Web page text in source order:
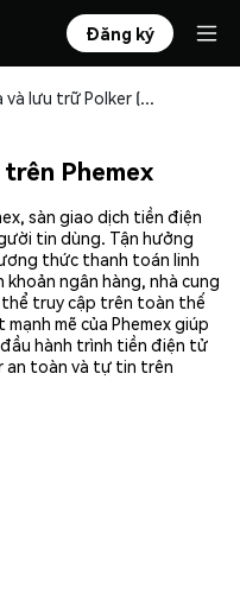
Đăng ký
Mua và lưu trữ Polker (PKR) an toàn
Phemex
sàn giao dịch tiền điện
tin dùng. Tận hưởng
thức thanh toán linh
ngân hàng, nhà cung
thể truy cập trên toàn thế
mẽ của Phemex giúp
đầu hành trình tiền điện tử
an toàn và tự tin trên